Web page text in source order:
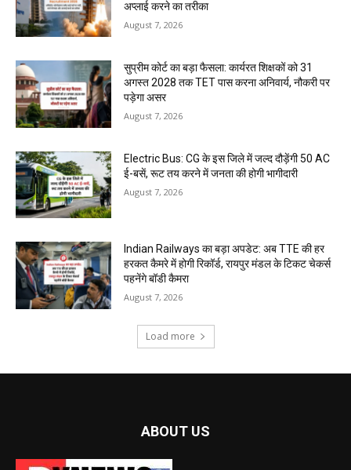
अप्लाई करने का तरीका
August 7, 2026
सुप्रीम कोर्ट का बड़ा फैसला: कार्यरत शिक्षकों को 31
अगस्त 2028 तक TET पास करना अनिवार्य, नौकरी पर
पड़ेगा असर
August 7, 2026
Electric Bus: CG के इस जिले में जल्द दौड़ेंगी 50 AC
ई-बसें, रूट तय करने में जनता की होगी भागीदारी
August 7, 2026
Indian Railways का बड़ा अपडेट: अब TTE की हर
हरकत कैमरे में होगी रिकॉर्ड, रायपुर मंडल के टिकट चेकर्स
पहनेंगे बॉडी कैमरा
August 7, 2026
Load more
ABOUT US